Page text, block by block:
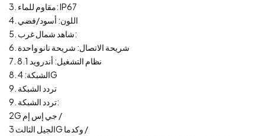
3. مقاوم للماء: IP67
4. اللون: أسود/فضي
5. شاهد شمال غرب:
6. شريحة الاتصال: شريحة نانو واحدة
7. نظام التشغيل: أندرويد 8.1
8. الشبكة: 4G
9. تردد الشبكة
9. تردد الشبكة:
2G جي إس إم /
الجيل الثالث 3G وكدما /